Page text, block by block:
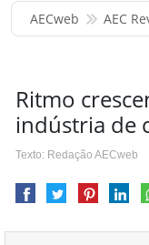
AECweb AEC
Ritmo
indústria de
Texto: Redação AECweb